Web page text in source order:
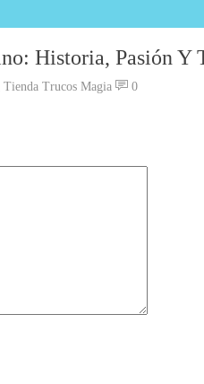
Historia, Pasión Y
Trucos Magia 0